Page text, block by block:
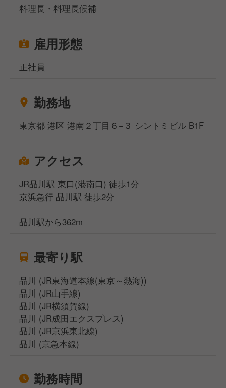
料理長・料理長候補
雇用形態
正社員
勤務地
東京都 港区 港南２丁目６−３ シントミビル B1F
アクセス
JR品川駅 東口(港南口) 徒歩1分
京浜急行 品川駅 徒歩2分
品川駅から362m
最寄り駅
品川 (JR東海道本線(東京～熱海))
品川 (JR山手線)
品川 (JR横須賀線)
品川 (JR成田エクスプレス)
品川 (JR京浜東北線)
品川 (京急本線)
勤務時間